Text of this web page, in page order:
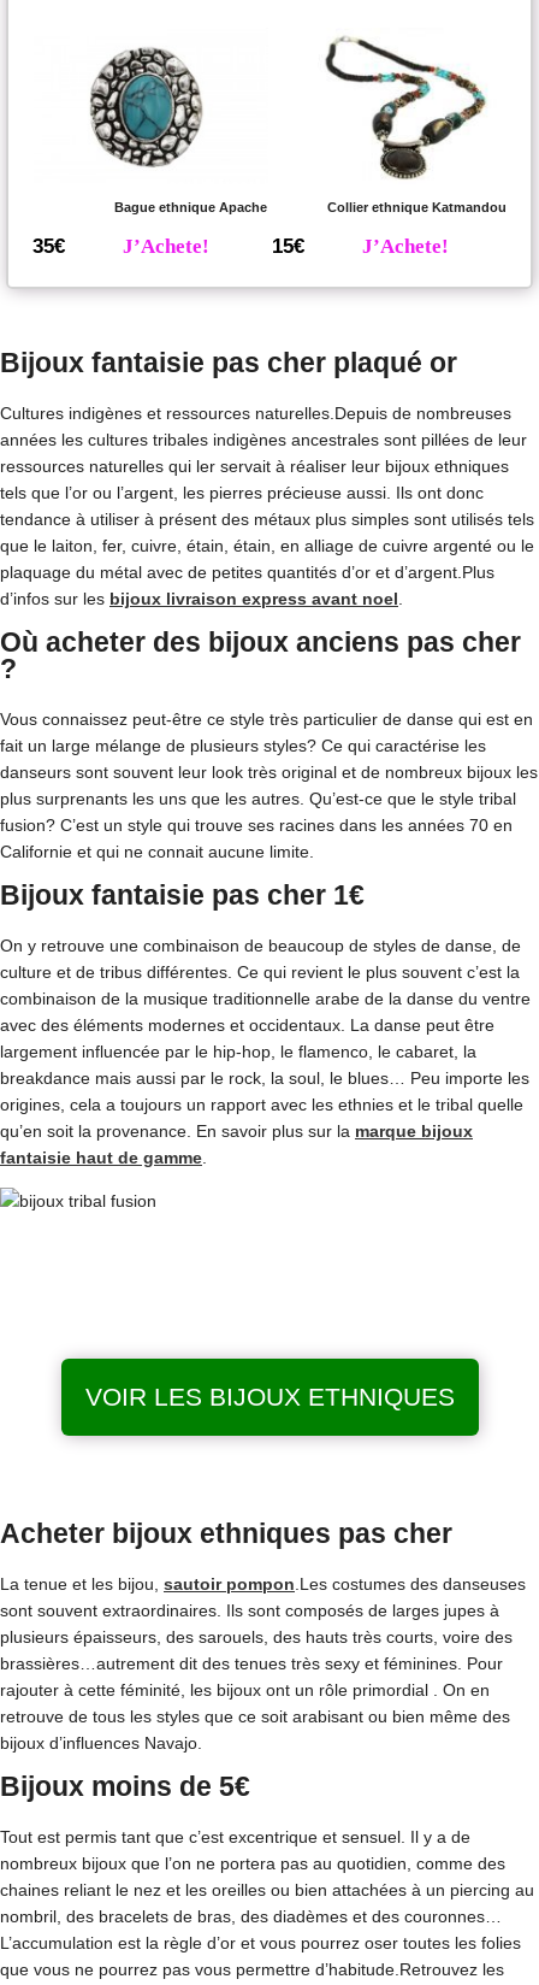
Bague ethnique Apache
35€ J’Achete!
Collier ethnique Katmandou
15€ J’Achete!
Bijoux fantaisie pas cher plaqué or
Cultures indigènes et ressources naturelles.Depuis de nombreuses
années les cultures tribales indigènes ancestrales sont pillées de leur
ressources naturelles qui ler servait à réaliser leur bijoux ethniques
tels que l’or ou l’argent, les pierres précieuse aussi. Ils ont donc
tendance à utiliser à présent des métaux plus simples sont utilisés tels
que le laiton, fer, cuivre, étain, étain, en alliage de cuivre argenté ou le
plaquage du métal avec de petites quantités d’or et d’argent.Plus
d’infos sur les bijoux livraison express avant noel.
Où acheter des bijoux anciens pas cher
?
Vous connaissez peut-être ce style très particulier de danse qui est en
fait un large mélange de plusieurs styles? Ce qui caractérise les
danseurs sont souvent leur look très original et de nombreux bijoux les
plus surprenants les uns que les autres. Qu’est-ce que le style tribal
fusion? C’est un style qui trouve ses racines dans les années 70 en
Californie et qui ne connait aucune limite.
Bijoux fantaisie pas cher 1€
On y retrouve une combinaison de beaucoup de styles de danse, de
culture et de tribus différentes. Ce qui revient le plus souvent c’est la
combinaison de la musique traditionnelle arabe de la danse du ventre
avec des éléments modernes et occidentaux. La danse peut être
largement influencée par le hip-hop, le flamenco, le cabaret, la
breakdance mais aussi par le rock, la soul, le blues… Peu importe les
origines, cela a toujours un rapport avec les ethnies et le tribal quelle
qu’en soit la provenance. En savoir plus sur la marque bijoux
fantaisie haut de gamme.
VOIR LES BIJOUX ETHNIQUES
Acheter bijoux ethniques pas cher
La tenue et les bijou, sautoir pompon.Les costumes des danseuses
sont souvent extraordinaires. Ils sont composés de larges jupes à
plusieurs épaisseurs, des sarouels, des hauts très courts, voire des
brassières…autrement dit des tenues très sexy et féminines. Pour
rajouter à cette féminité, les bijoux ont un rôle primordial . On en
retrouve de tous les styles que ce soit arabisant ou bien même des
bijoux d’influences Navajo.
Bijoux moins de 5€
Tout est permis tant que c’est excentrique et sensuel. Il y a de
nombreux bijoux que l’on ne portera pas au quotidien, comme des
chaines reliant le nez et les oreilles ou bien attachées à un piercing au
nombril, des bracelets de bras, des diadèmes et des couronnes…
L’accumulation est la règle d’or et vous pourrez oser toutes les folies
que vous ne pourrez pas vous permettre d’habitude.Retrouvez les